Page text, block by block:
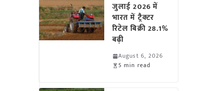
जुलाई 2026 में
भारत में ट्रैक्टर
रिटेल बिक्री 28.1%
बढ़ी
August 6, 2026
5 min read